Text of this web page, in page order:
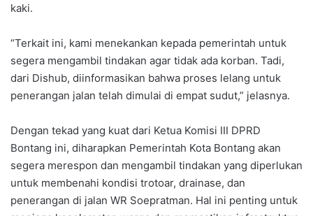
kaki.
“Terkait ini, kami menekankan kepada pemerintah untuk
segera mengambil tindakan agar tidak ada korban. Tadi,
dari Dishub, diinformasikan bahwa proses lelang untuk
penerangan jalan telah dimulai di empat sudut,” jelasnya.
Dengan tekad yang kuat dari Ketua Komisi III DPRD
Bontang ini, diharapkan Pemerintah Kota Bontang akan
segera merespon dan mengambil tindakan yang diperlukan
untuk membenahi kondisi trotoar, drainase, dan
penerangan di jalan WR Soepratman. Hal ini penting untuk